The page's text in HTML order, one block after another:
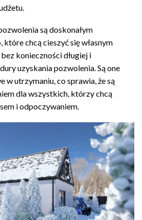
są doskonałym
chcą cieszyć się własnym
konieczności długiej i
uzyskania pozwolenia. Są one
w utrzymaniu, co sprawia, że są
dla wszystkich, którzy chcą
i odpoczywaniem.